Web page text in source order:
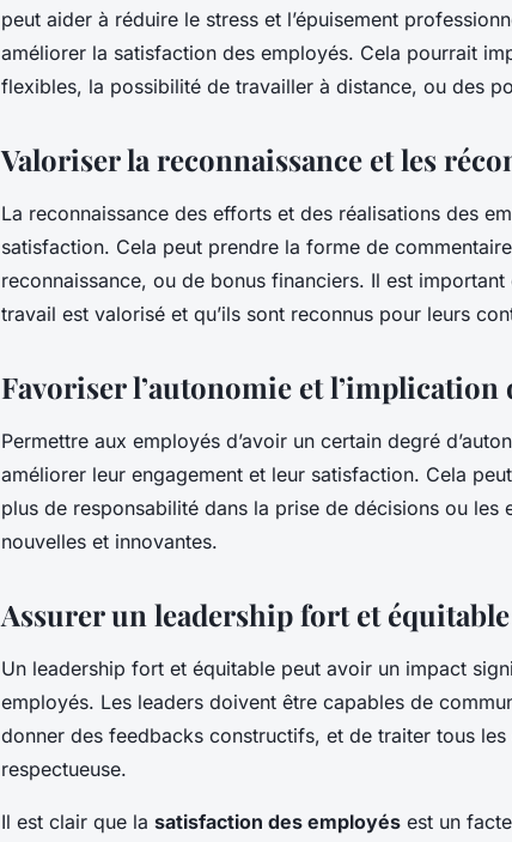
peut aider à réduire le stress et l’épuisement
améliorer la satisfaction des employés. Cela pourrait
flexibles, la possibilité de travailler à distance, ou des
Valoriser la reconnaissance et les
La reconnaissance des efforts et des réalisations des
satisfaction. Cela peut prendre la forme de
reconnaissance, ou de bonus financiers. Il est
travail est valorisé et qu’ils sont reconnus pour leurs
Favoriser l’autonomie et l’implication
Permettre aux employés d’avoir un certain degré
améliorer leur engagement et leur satisfaction. Cela
plus de responsabilité dans la prise de décisions ou les
nouvelles et innovantes.
Assurer un leadership fort et équitable
Un leadership fort et équitable peut avoir un impact
employés. Les leaders doivent être capables de
donner des feedbacks constructifs, et de traiter tous
respectueuse.
Il est clair que la satisfaction des employés est un